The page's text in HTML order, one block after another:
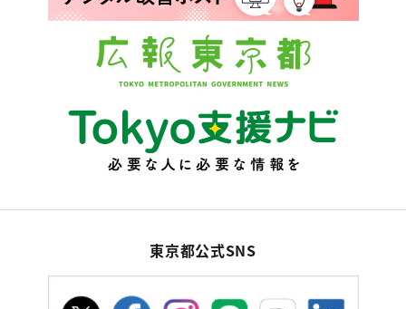
東京都公式SNS